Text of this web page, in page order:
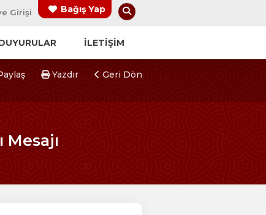
Girişi Bağış Yap
İLETİŞİM
Yazdır Geri Dön